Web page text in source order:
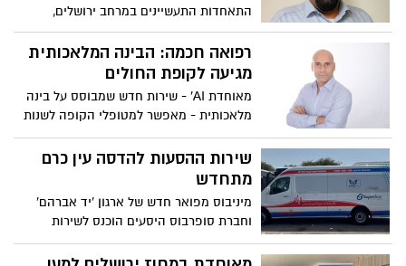
התאחדות התעשיינים במרחב ירושלים,
מייצגת את מפעלי התעשייה בירושלים
והסביבה ובכלל זה באזורי התעשייה בבית
שמש, במטה יהודה ומעלה אדומים
רפואה חכמה: הבינה המלאכותית
מגיעה לקופת החולים
מאוחדת AI' - שירות חדש שמבוסס על בינה
מלאכותית - מאפשר למטופלי הקופה לשנות
את הצורה שבה הם צורכים שירותים
דיגיטליים, לקבל מידע ולבצע פעולות ובשפה
חופשית
שירות ההסעות להדסה עין כרם
מתחדש
מיניבוס מפואר חדש של ארגון 'יד אברהם'
וחברת סופרבוס היסעים הוכנס לשירות
לטובת חולים ובני משפחותיהם בירושלים